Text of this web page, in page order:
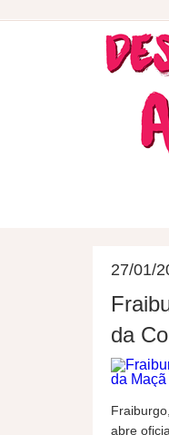
27/01/
da
abre